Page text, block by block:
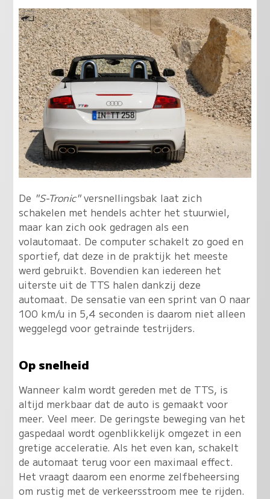
De "S-Tronic"versnellingsbak laat zich
schakelen met hendels achter het stuurwiel,
maar kan zich ook gedragen als een
volautomaat. De computer schakelt zo goed en
sportief, dat deze in de praktijk het meeste
werd gebruikt. Bovendien kan iedereen het
uiterste uit de TTS halen dankzij deze
automaat. De sensatie van een sprint van 0 naar
100 km/u in 5,4 seconden is daarom niet alleen
weggelegd voor getrainde testrijders.
Op snelheid
Wanneer kalm wordt gereden met de TTS, is
altijd merkbaar dat de auto is gemaakt voor
meer. Veel meer. De geringste beweging van het
gaspedaal wordt ogenblikkelijk omgezet in een
gretige acceleratie. Als het even kan, schakelt
de automaat terug voor een maximaal effect.
Het vraagt daarom een enorme zelfbeheersing
om rustig met de verkeersstroom mee te rijden.